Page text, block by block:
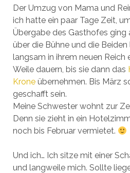
Der Umzug von Mama und
ich hatte ein paar Tage Zeit,
Übergabe des Gasthofes ging
über die Bühne und die Beiden
langsam in ihrem neuen Reich
Weile dauern, bis sie dann das
Kroneübernehmen. Bis März
geschafft sein.
Meine Schwester wohnt zur
Denn sie zieht in ein
noch bis Februar vermietet.
Und ich… Ich sitze mit einer
und langweile mich. Sollte